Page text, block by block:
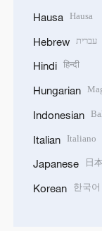
Hausa Hausa
Hebrew עברית
Hindi हिन्दी
Hungarian
Indonesian
Italian Italiano
Japanese 日
Korean 한국어